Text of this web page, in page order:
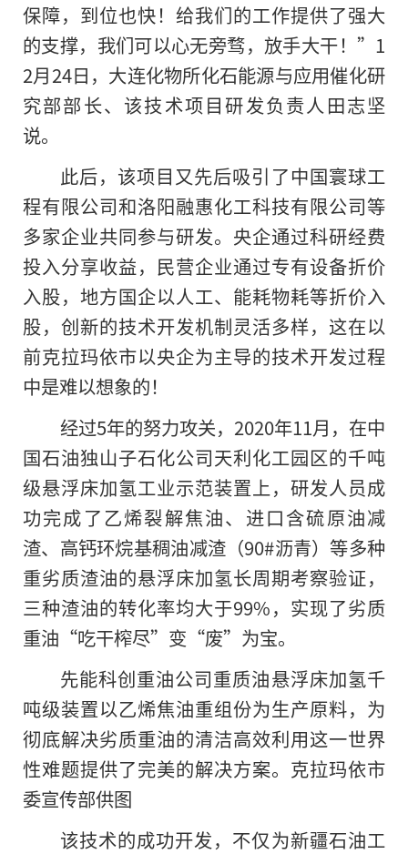
保障，到位也快！给我们的工作提供了强大
的支撑，我们可以心无旁骛，放手大干！”1
2月24日，大连化物所化石能源与应用催化研
究部部长、该技术项目研发负责人田志坚
说。
此后，该项目又先后吸引了中国寰球工
程有限公司和洛阳融惠化工科技有限公司等
多家企业共同参与研发。央企通过科研经费
投入分享收益，民营企业通过专有设备折价
入股，地方国企以人工、能耗物耗等折价入
股，创新的技术开发机制灵活多样，这在以
前克拉玛依市以央企为主导的技术开发过程
中是难以想象的！
经过5年的努力攻关，2020年11月，在中
国石油独山子石化公司天利化工园区的千吨
级悬浮床加氢工业示范装置上，研发人员成
功完成了乙烯裂解焦油、进口含硫原油减
渣、高钙环烷基稠油减渣（90#沥青）等多种
重劣质渣油的悬浮床加氢长周期考察验证，
三种渣油的转化率均大于99%，实现了劣质
重油“吃干榨尽”变“废”为宝。
先能科创重油公司重质油悬浮床加氢千
吨级装置以乙烯焦油重组份为生产原料，为
彻底解决劣质重油的清洁高效利用这一世界
性难题提供了完美的解决方案。克拉玛依市
委宣传部供图
该技术的成功开发，不仅为新疆石油工